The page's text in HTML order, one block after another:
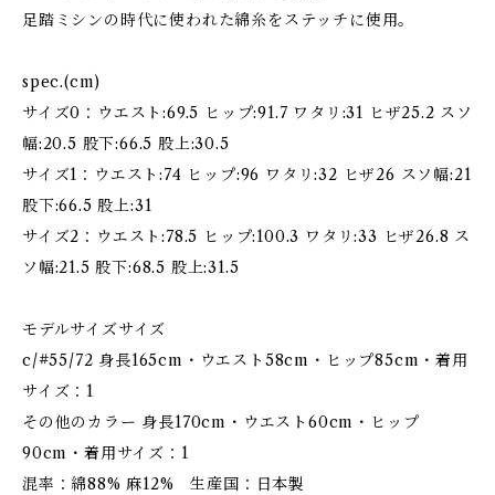
足踏ミシンの時代に使われた綿糸をステッチに使用。
spec.(cm)
サイズ0：ウエスト:69.5 ヒップ:91.7 ワタリ:31 ヒザ25.2 スソ
幅:20.5 股下:66.5 股上:30.5
サイズ1：ウエスト:74 ヒップ:96 ワタリ:32 ヒザ26 スソ幅:21
股下:66.5 股上:31
サイズ2：ウエスト:78.5 ヒップ:100.3 ワタリ:33 ヒザ26.8 ス
ソ幅:21.5 股下:68.5 股上:31.5
モデルサイズサイズ
c/#55/72 身長165cm・ウエスト58cm・ヒップ85cm・着用
サイズ：1
その他のカラー 身長170cm・ウエスト60cm・ヒップ
90cm・着用サイズ：1
混率：綿88% 麻12% 生産国：日本製